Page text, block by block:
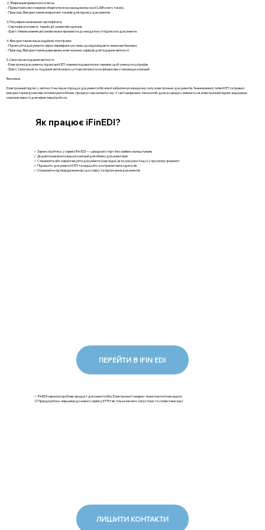
2. Зберігання приватного ключа:
- Приватний ключ повинен зберігатися на захищеному носії (USB-ключ, токен).
- Приклад: Використання апаратних токенів для підпису документів.
3. Регулярне оновлення сертифіката:
- Сертифікати мають термін дії, зазвичай один рік.
- Факт: Невиконання цієї умови може призвести до нездатності підписати документи.
4. Використання лише надійних платформ:
- Підписуйте документи через перевірені системи, що відповідають вимогам безпеки.
- Приклад: Використання державних електронних сервісів для подання звітності.
5. Своєчасне подання звітності:
- Електронні документи, підписані КЕП, повинні подаватися в терміни, щоб уникнути штрафів.
- Факт: Своєчасність подання звітів може суттєво вплинути на фінансове становище компанії.
Висновок
Електронний підпис у звітності не лише спрощує документообіг, але й забезпечує юридичну силу електронних документів. Знання вимог, типів КЕП та правил
використання дозволяє оптимізувати бізнес-процеси і зекономити час. У світі цифрових технологій, де все швидко змінюється, електронний підпис відкриває
нові можливості для ефективної роботи.
✅ Зареєструйтесь у сервісі iFin EDI — швидкий старт без зайвих налаштувань
✅ Додайте реквізити вашої компанії для обміну документами
✅ Створюйте або завантажуйте документи (накладні, акти, рахунки тощо) у зручному форматі
✅ Підпишіть документи КЕП та надішліть контрагентам в один клік
✅ Отримайте підтвердження про доставку та підписання документів
ПЕРЕЙТИ В IFIN EDI
Як працює iFinEDI?
✅ iFinEDI наразі розробляє продукт документообігу Електронної товарно-транспортної накладної.
💡Приєднуйтесь першими до нового сервісу ЕТТН: як тільки ми його запустимо та сповістимо вас!
ЛИШИТИ КОНТАКТИ